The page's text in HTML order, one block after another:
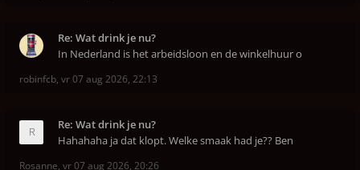
Re: Wat drink je nu?
In Nederland is het arbeidsloon en de winkelhuur o
robinfcb, vr 07 aug 2026, 22:13
Re: Wat drink je nu?
Hahahaha ja dat klopt. Welke smaak had je?? Ben
Rosanne, vr 07 aug 2026, 20:26